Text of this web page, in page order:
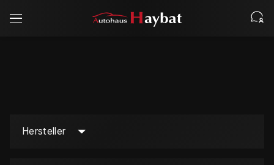
Hersteller